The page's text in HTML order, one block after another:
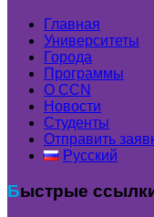
Главная
Университеты
Города
Программы
О CCN
Новости
Студенты
Отправить
Русский
Быстрые